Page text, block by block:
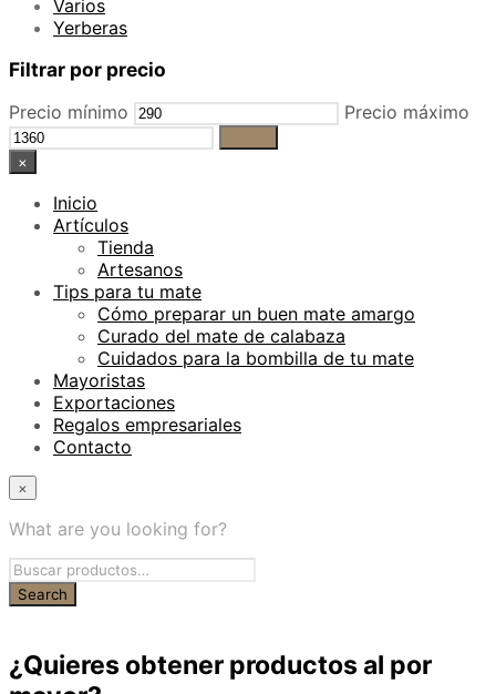
Varios
Yerberas
Filtrar por precio
Precio mínimo Precio máximo
×
Inicio
Artículos
Tienda
Artesanos
Tips para tu mate
Cómo preparar un buen mate amargo
Curado del mate de calabaza
Cuidados para la bombilla de tu mate
Mayoristas
Exportaciones
Regalos empresariales
Contacto
×
What are you looking for?
¿Quieres obtener productos al por